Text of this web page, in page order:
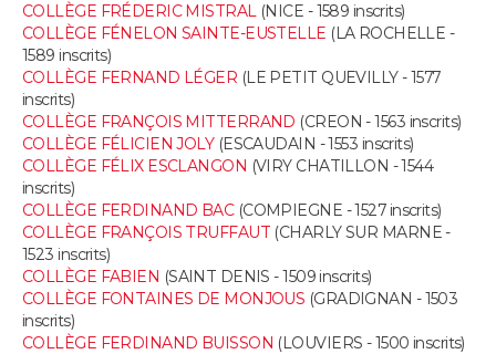
Destinations
City break
Voyage nature
Voyage de noces
Forum
Climat
+
PHOTO
GUIDES D'ACHAT
BONS PLANS
CARTE DE VOEUX
Carte de Noël
Carte Bonne année
Carte Saint-Valentin
Carte Pâques
Carte d'anniversaire
DICTIONNAIRE
Dictionnaire
Biographies
Citations
Expressions
Proverbes
PROGRAMME TV
COPAINS D'AVANT
COLLÈGE FRÉDERIC MISTRAL (NICE - 1589 inscrits)
COLLÈGE FÉNELON SAINTE-EUSTELLE (LA ROCHELLE -
1589 inscrits)
COLLÈGE FERNAND LÉGER (LE PETIT QUEVILLY - 1577
inscrits)
COLLÈGE FRANÇOIS MITTERRAND (CREON - 1563 inscrits)
COLLÈGE FÉLICIEN JOLY (ESCAUDAIN - 1553 inscrits)
COLLÈGE FÉLIX ESCLANGON (VIRY CHATILLON - 1544
inscrits)
COLLÈGE FERDINAND BAC (COMPIEGNE - 1527 inscrits)
COLLÈGE FRANÇOIS TRUFFAUT (CHARLY SUR MARNE -
1523 inscrits)
COLLÈGE FABIEN (SAINT DENIS - 1509 inscrits)
COLLÈGE FONTAINES DE MONJOUS (GRADIGNAN - 1503
inscrits)
COLLÈGE FERDINAND BUISSON (LOUVIERS - 1500 inscrits)